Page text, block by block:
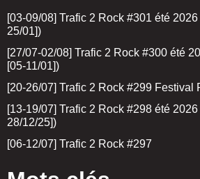
[03-09/08] Trafic 2 Rock #301 été
25/01])
[27/07-02/08] Trafic 2 Rock #300 été
[05-11/01])
[20-26/07] Trafic 2 Rock #299 Festival
[13-19/07] Trafic 2 Rock #298 été
28/12/25])
[06-12/07] Trafic 2 Rock #297